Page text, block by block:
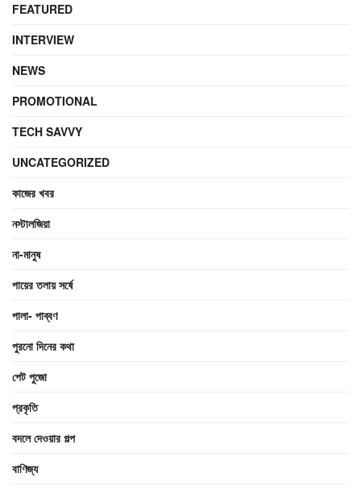
FEATURED
INTERVIEW
NEWS
PROMOTIONAL
TECH SAVVY
UNCATEGORIZED
কাজের খবর
নস্টালজিয়া
না-মানুষ
পায়ের তলায় সর্ষে
পালা- পাব্বণ
পুরনো দিনের কথা
পেট পুজো
প্রকৃতি
বদলে দেওয়ার গল্প
বাণিজ্য